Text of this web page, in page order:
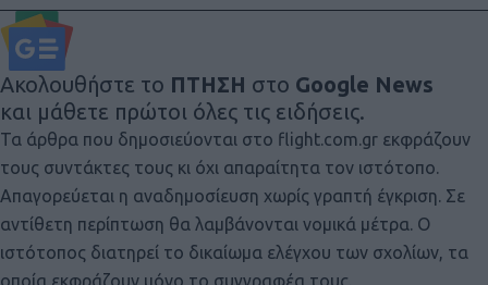
Ακολουθήστε το ΠΤΗΣΗ στο Google News
και μάθετε πρώτοι όλες τις ειδήσεις.
Τα άρθρα που δημοσιεύονται στο flight.com.gr εκφράζουν
τους συντάκτες τους κι όχι απαραίτητα τον ιστότοπο.
Απαγορεύεται η αναδημοσίευση χωρίς γραπτή έγκριση. Σε
αντίθετη περίπτωση θα λαμβάνονται νομικά μέτρα. Ο
ιστότοπος διατηρεί το δικαίωμα ελέγχου των σχολίων, τα
οποία εκφράζουν μόνο το συγγραφέα τους.